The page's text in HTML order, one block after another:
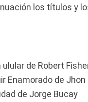
los títulos y
ulular de Robert
Enamorado de Jhon
de Jorge Bucay